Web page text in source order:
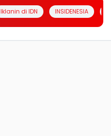
Iklanin di IDN INSIDENESIA